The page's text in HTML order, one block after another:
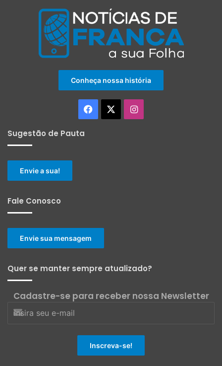
Conheça nossa história
Facebook Instagram
Sugestão de Pauta
Envie a sua!
Fale Conosco
Envie sua mensagem
Quer se manter sempre atualizado?
Cadastre-se para receber nossa Newsletter